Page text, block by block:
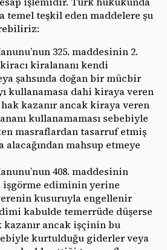
temel teşkil eden maddelere şu
325. maddesinin 2.
kiralananı kendi
şahsında doğan bir mücbir
kullanamasa dahi kiraya veren
kazanır ancak kiraya veren
kullanamaması sebebiyle
masraflardan tasarruf etmiş
alacağından mahsup etmeye
408. maddesinin
işgörme ediminin yerine
kusuruyla engellenir
kabulde temerrüde düşerse
kazanır ancak işçinin bu
kurtulduğu giderler veya